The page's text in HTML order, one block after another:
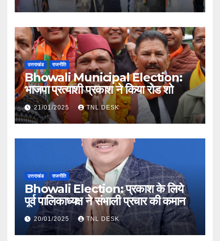
उत्तराखंड राजनीति
Bhowali Municipal Election:
भाजपा प्रत्याशी प्रकाश ने किया रोड शो
21/01/2025 TNL DESK
उत्तराखंड राजनीति
Bhowali Election: प्रकाश के लिये
पूर्व पालिकाध्यक्ष ने संभाली प्रचार की कमान
20/01/2025 TNL DESK